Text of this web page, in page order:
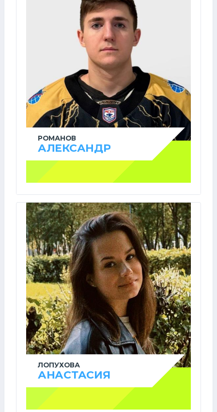
РОМАНОВ
АЛЕКСАНДР
ЛОПУХОВА
АНАСТАСИЯ